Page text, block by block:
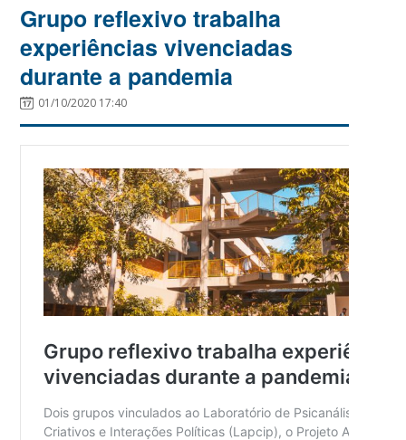
Grupo reflexivo trabalha
experiências vivenciadas
durante a pandemia
01/10/2020 17:40